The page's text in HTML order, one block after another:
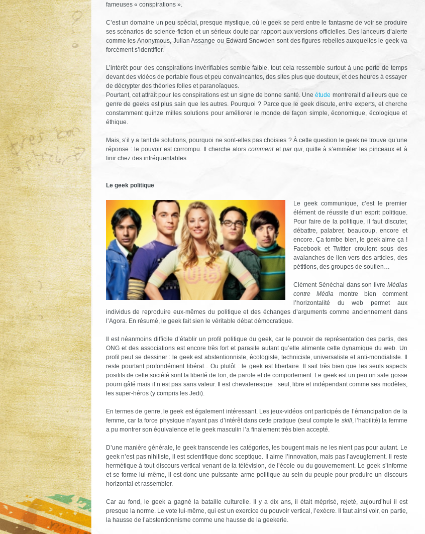
fameuses « conspirations ».
C’est un domaine un peu spécial, presque mystique, où le geek se perd entre le fantasme de voir se produire
ses scénarios de science-fiction et un sérieux doute par rapport aux versions officielles. Des lanceurs d’alerte
comme les Anonymous, Julian Assange ou Edward Snowden sont des figures rebelles auxquelles le geek va
forcément s’identifier.
L’intérêt pour des conspirations invérifiables semble faible, tout cela ressemble surtout à une perte de temps
devant des vidéos de portable flous et peu convaincantes, des sites plus que douteux, et des heures à essayer
de décrypter des théories folles et paranoïaques.
Pourtant, cet attrait pour les conspirations est un signe de bonne santé. Uneétude montrerait d’ailleurs que ce
genre de geeks est plus sain que les autres. Pourquoi ? Parce que le geek discute, entre experts, et cherche
constamment quinze milles solutions pour améliorer le monde de façon simple, économique, écologique et
éthique.
Mais, s’il y a tant de solutions, pourquoi ne sont-elles pas choisies ? À cette question le geek ne trouve qu’une
réponse : le pouvoir est corrompu. Il cherche alorscommentet par qui, quitte à s’emmêler les pinceaux et à
finir chez des infréquentables.
Le geek politique
Le geek communique, c’est le premier
élément de réussite d’un esprit politique.
Pour faire de la politique, il faut discuter,
débattre, palabrer, beaucoup, encore et
encore. Ça tombe bien, le geek aime ça !
Facebook et Twitter croulent sous des
avalanches de lien vers des articles, des
pétitions, des groupes de soutien…
Clément Sénéchal dans son livre Médias
contre Média montre bien comment
l’horizontalité du web permet aux
individus de reproduire eux-mêmes du politique et des échanges d’arguments comme anciennement dans
l’Agora. En résumé, le geek fait sien le véritable débat démocratique.
Il est néanmoins difficile d’établir un profil politique du geek, car le pouvoir de représentation des partis, des
ONG et des associations est encore très fort et parasite autant qu’elle alimente cette dynamique du web. Un
profil peut se dessiner : le geek est abstentionniste, écologiste, techniciste, universaliste et anti-mondialiste. Il
reste pourtant profondément libéral... Ou plutôt : le geek est libertaire. Il sait très bien que les seuls aspects
positifs de cette société sont la liberté de ton, de parole et de comportement. Le geek est un peu un sale gosse
pourri gâté mais il n’est pas sans valeur. Il est chevaleresque : seul, libre et indépendant comme ses modèles,
les super-héros (y compris les Jedi).
En termes de genre, le geek est également intéressant. Les jeux-vidéos ont participés de l’émancipation de la
femme, car la force physique n’ayant pas d’intérêt dans cette pratique (seul compte le skill, l’habilité) la femme
a pu montrer son équivalence et le geek masculin l’a finalement très bien accepté.
D’une manière générale, le geek transcende les catégories, les bougent mais ne les nient pas pour autant. Le
geek n’est pas nihiliste, il est scientifique donc sceptique. Il aime l’innovation, mais pas l’aveuglement. Il reste
hermétique à tout discours vertical venant de la télévision, de l’école ou du gouvernement. Le geek s’informe
et se forme lui-même, il est donc une puissante arme politique au sein du peuple pour produire un discours
horizontal et rassembler.
Car au fond, le geek a gagné la bataille culturelle. Il y a dix ans, il était méprisé, rejeté, aujourd’hui il est
presque la norme. Le vote lui-même, qui est un exercice du pouvoir vertical, l’exècre. Il faut ainsi voir, en partie,
la hausse de l’abstentionnisme comme une hausse de la geekerie.